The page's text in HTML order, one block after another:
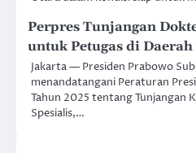
Perpres Tunjangan
untuk Petugas di
Jakarta — Presiden Prabowo
menandatangani Peraturan
Tahun 2025 tentang Tunjangan
Spesialis,…